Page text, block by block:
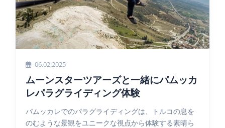
06.02.2025
ムーンスターツアーズと一緒にパムッカ
レパラグライディング体験
パムッカレでのパラグライディングは、トルコの息を
のむような景観をユニークな視点から体験する素晴ら